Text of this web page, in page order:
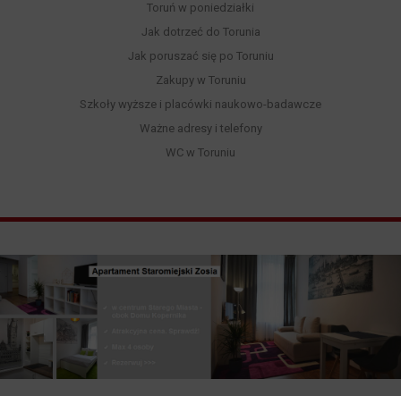
Toruń w poniedziałki
Jak dotrzeć do Torunia
Jak poruszać się po Toruniu
Zakupy w Toruniu
Szkoły wyższe i placówki naukowo-badawcze
Ważne adresy i telefony
WC w Toruniu